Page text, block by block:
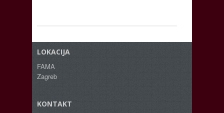
LOKACIJA
FAMA
Zagreb
KONTAKT